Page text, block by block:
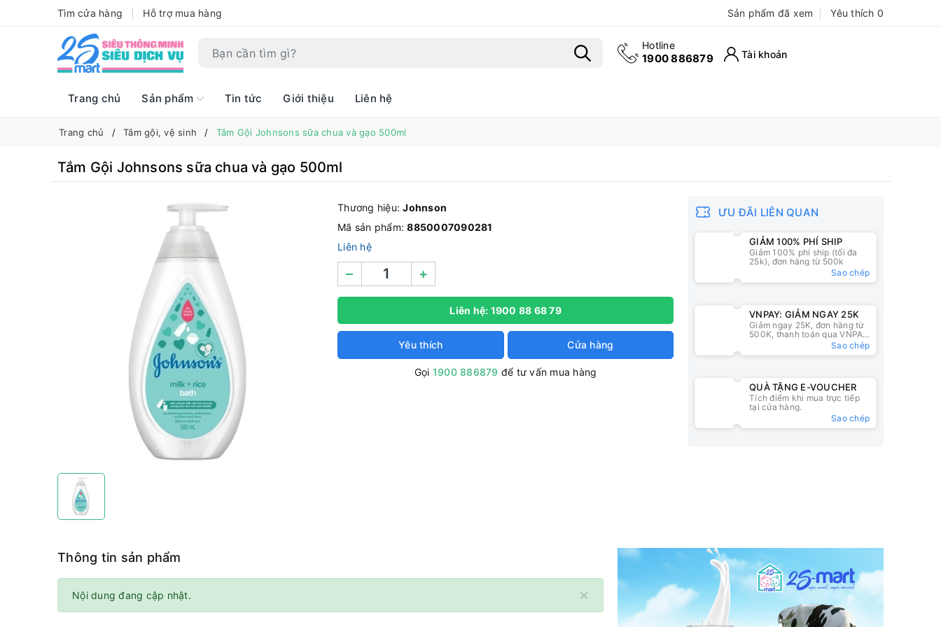
Tìm cửa hàng Hỗ trợ mua hàng Sản phẩm đã xem
Bạn chưa xem sản phẩm nào
Yêu thích 0
Hotline
1900 886879 Tài khoản
Trang chủ Sản phẩm Tin tức Giới thiệu Liên hệ
Trang chủ Tắm gội, vệ sinh Tắm Gội Johnsons sữa chua và gạo 500ml
Tắm Gội Johnsons sữa chua và gạo 500ml
Thương hiệu:Johnson
Mã sản phẩm:8850007090281
Liên hệ
– +
Liên hệ: 1900 88 68 79
Yêu thích Cửa hàng
Gọi 1900 886879 để tư vấn mua hàng
ƯU ĐÃI LIÊN QUAN
GIẢM 100% PHÍ SHIP
Giảm 100% phí ship (tối đa
25k), đơn hàng từ 500k
Sao chép
VNPAY: GIẢM NGAY 25K
Giảm ngay 25K, đơn hàng từ
500K, thanh toán qua VNPAY
Sao chép
QUÀ TẶNG E-VOUCHER
Tích điểm khi mua trực tiếp
tại cửa hàng.
Sao chép
Thông tin sản phẩm
×
Nội dung đang cập nhật.